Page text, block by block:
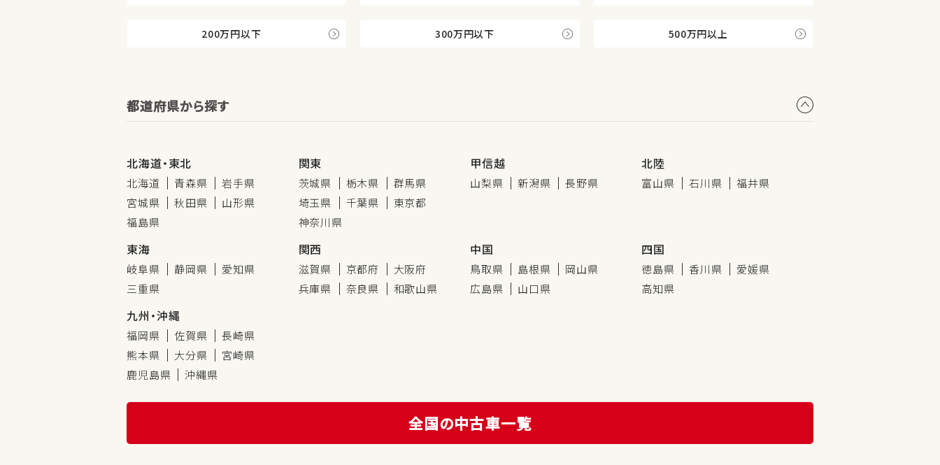
200万円以下 300万円以下 500万円以上
都道府県から探す
北海道・東北
北海道 青森県
岩手県
宮城県
秋田県
山形県
福島県
関東
茨城県 栃木県
群馬県
埼玉県
千葉県
東京都
神奈川県
甲信越
山梨県 新潟県 長野県
北陸
富山県 石川県 福井県
東海
岐阜県 静岡県
愛知県
三重県
関西
滋賀県 京都府
大阪府
兵庫県
奈良県 和歌山県
中国
鳥取県 島根県
岡山県
広島県
山口県
四国
徳島県 香川県
愛媛県
高知県
九州・沖縄
福岡県 佐賀県
長崎県
熊本県
大分県
宮崎県
鹿児島県
沖縄県
全国の中古車一覧